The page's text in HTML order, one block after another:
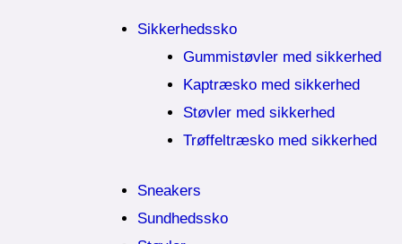
Sikkerhedssko
Gummistøvler med sikkerhed
Kaptræsko med sikkerhed
Støvler med sikkerhed
Trøffeltræsko med sikkerhed
Sneakers
Sundhedssko